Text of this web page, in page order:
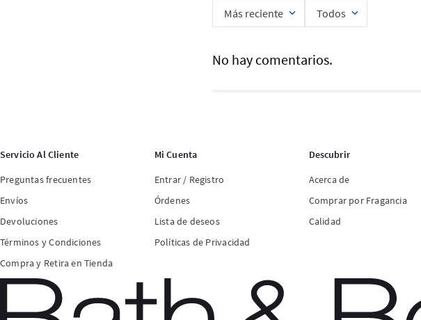
Más reciente Todos
No hay comentarios.
Servicio Al Cliente
Preguntas frecuentes
Envíos
Devoluciones
Términos y Condiciones
Compra y Retira en Tienda
Mi Cuenta
Entrar / Registro
Órdenes
Lista de deseos
Políticas de Privacidad
Descubrir
Acerca de
Comprar por Fragancia
Calidad